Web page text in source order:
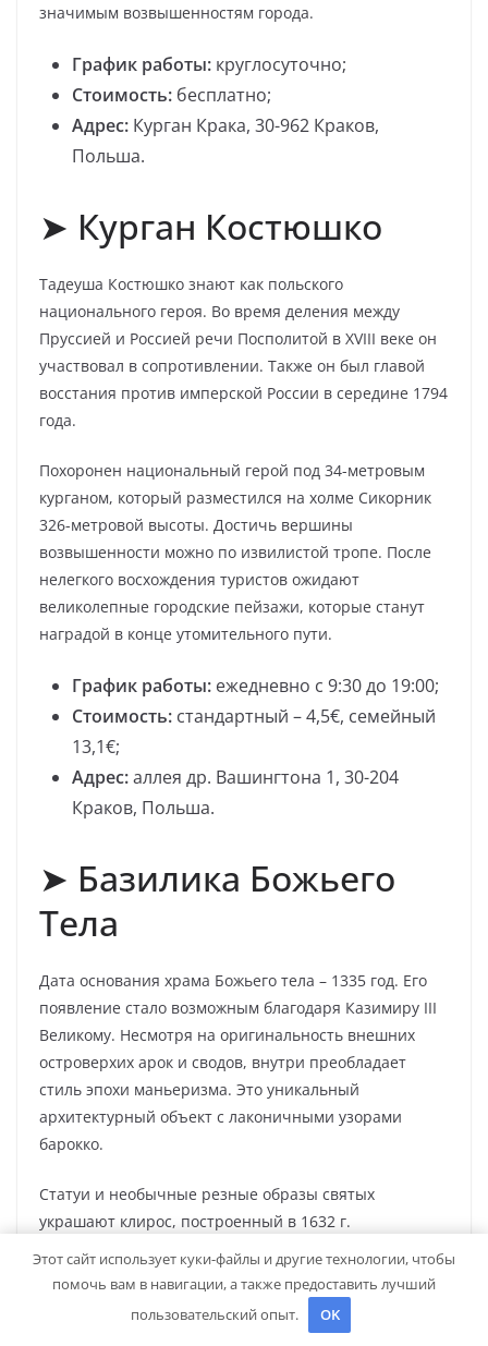
значимым возвышенностям города.
График работы: круглосуточно;
Стоимость: бесплатно;
Адрес: Курган Крака, 30-962 Краков,
Польша.
➤ Курган Костюшко
Тадеуша Костюшко знают как польского
национального героя. Во время деления между
Пруссией и Россией речи Посполитой в XVIII веке он
участвовал в сопротивлении. Также он был главой
восстания против имперской России в середине 1794
года.
Похоронен национальный герой под 34-метровым
курганом, который разместился на холме Сикорник
326-метровой высоты. Достичь вершины
возвышенности можно по извилистой тропе. После
нелегкого восхождения туристов ожидают
великолепные городские пейзажи, которые станут
наградой в конце утомительного пути.
График работы: ежедневно с 9:30 до 19:00;
Стоимость: стандартный – 4,5€, семейный
13,1€;
Адрес:аллея др. Вашингтона 1, 30-204
Краков, Польша.
➤ Базилика Божьего
Тела
Дата основания храма Божьего тела – 1335 год. Его
появление стало возможным благодаря Казимиру III
Великому. Несмотря на оригинальность внешних
островерхих арок и сводов, внутри преобладает
стиль эпохи маньеризма. Это уникальный
архитектурный объект с лаконичными узорами
барокко.
Статуи и необычные резные образы святых
украшают клирос, построенный в 1632 г.
Обустройство алтаря завершили в 1637 г. Он отделан
живописца Томмазо Долабелла. В северном и южном
пределах храма можно полюбоваться
Этот сайт использует куки-файлы и другие технологии, чтобы
помочь вам в навигации, а также предоставить лучший
пользовательский опыт.
OK